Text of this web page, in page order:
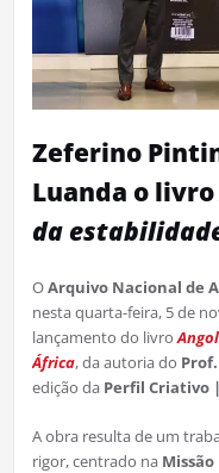
Zeferino
Luanda o livro
da
OArquivo Nacional de
nesta quarta-feira, 5 de
lançamento do livro
África, da autoria do
edição da Perfil Criativo |
A obra resulta de um
rigor, centrado na